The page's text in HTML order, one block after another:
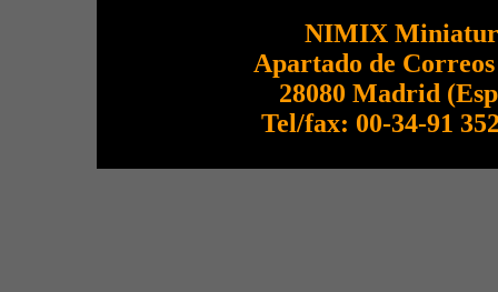
NIMIX
Apartado de Correos
28080 Madrid
Tel/fax: 00-34-91